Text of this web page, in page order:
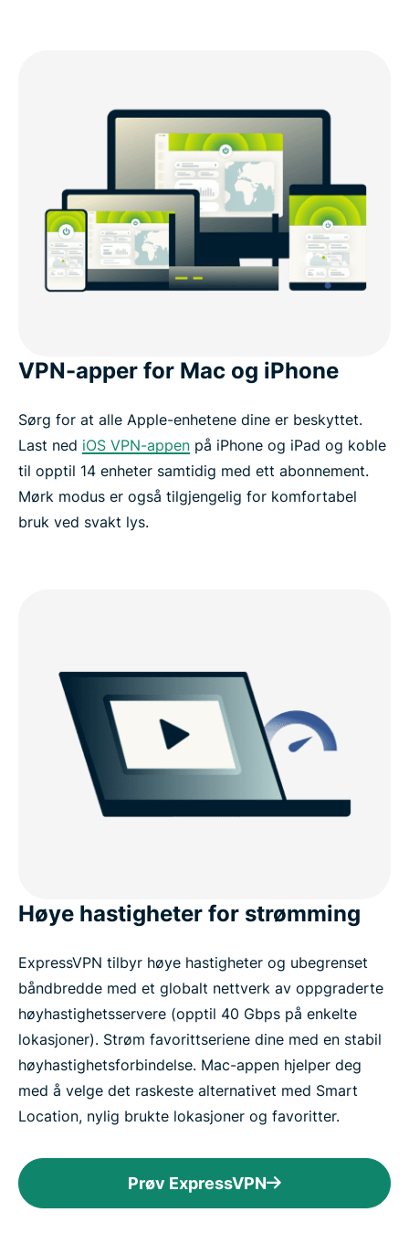
VPN-apper for Mac og iPhone
Sørg for at alle Apple-enhetene dine er beskyttet.
Last ned iOS VPN-appen på iPhone og iPad og koble
til opptil 14 enheter samtidig med ett abonnement.
Mørk modus er også tilgjengelig for komfortabel
bruk ved svakt lys.
Høye hastigheter for strømming
ExpressVPN tilbyr høye hastigheter og ubegrenset
båndbredde med et globalt nettverk av oppgraderte
høyhastighetsservere (opptil 40 Gbps på enkelte
lokasjoner). Strøm favorittseriene dine med en stabil
høyhastighetsforbindelse. Mac-appen hjelper deg
med å velge det raskeste alternativet med Smart
Location, nylig brukte lokasjoner og favoritter.
Prøv ExpressVPN